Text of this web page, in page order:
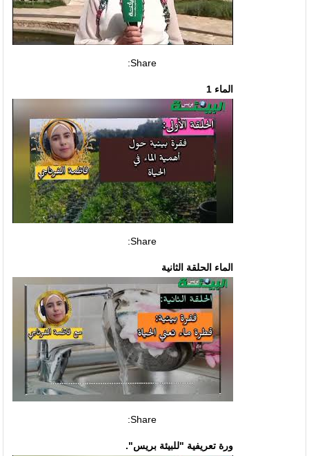
Share:
الماء 1
Share:
الماء الحلقة الثانية
Share:
ورة تعريفية "للبيئة بريس".